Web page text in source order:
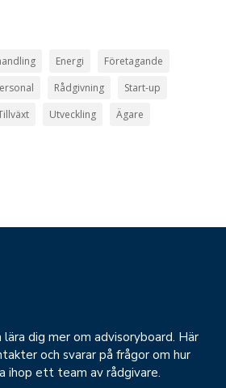
Energi
Företagande
Rådgivning
Start-up
Utveckling Ägare
dig mer om advisoryboard. Här
och svarar på frågor om hur
ihop ett team av rådgivare.